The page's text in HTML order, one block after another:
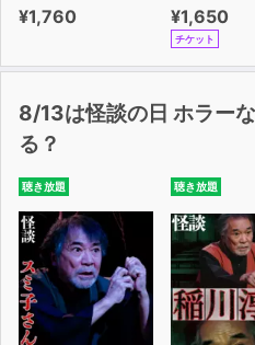
¥1,760 ¥1,650
チケット
8/13は怪談の日 ホラー
る？
聴き放題 聴き放題